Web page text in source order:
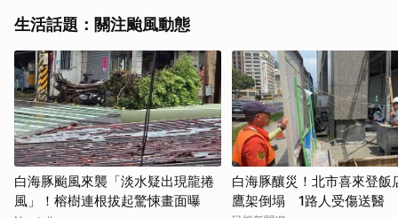
生活話題：關注颱風動態
白海豚颱風來襲「淡水疑出現龍捲
風」！榕樹連根拔起驚悚畫面曝
白海豚釀災！北市喜來登飯
鷹架倒塌 1路人受傷送醫